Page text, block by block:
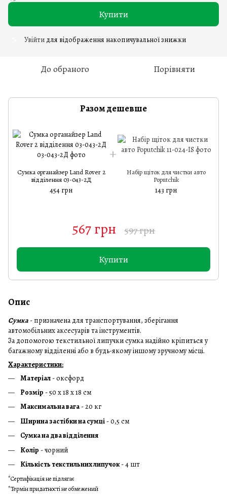
Купити
Увійти для відображення накопичувальної знижки
До обраного Порівняти
Разом дешевше
Сумка органайзер Land Rover 2
відділення 03-043-2Д
454 грн
Набір щіток для чистки авто
Poputchik
143 грн
567 грн 597 грн
Купити
Опис
Сумка - призначена для транспортування, зберігання
автомобільних аксесуарів та інструментів.
За допомогою текстильної липучки сумка надійно кріпиться у
багажному відділенні або в будь-якому іншому зручному місці.
Характеристики:
Матеріал - оксфорд
Розмір - 50 х 18 х 18 см
Максимальна вага - 20 кг
Ширина застібки на сумці - 0,5 см
Сумка на два відділення
Колір - чорний
Кількість текстильних липучок- 4 шт
*Сертифікація не підлягає
*Термін придатності не обмежений